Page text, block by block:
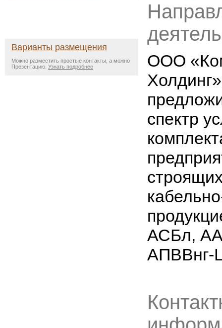
Варианты размещения
Можно разместить простые контакты, а можно
Презентацию. Узнать подробнее
ООО
спектр
АСБл,
АПВВнг-